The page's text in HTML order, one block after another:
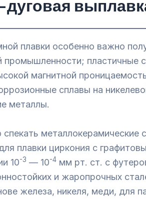
плавки особенно важно
промышленности;
магнитной
сплавы на
металлы.
металлокерамические
плавки циркония с
10-3 — 10-4 мм рт. ст. с
и жаропрочных
железа, никеля, меди, для